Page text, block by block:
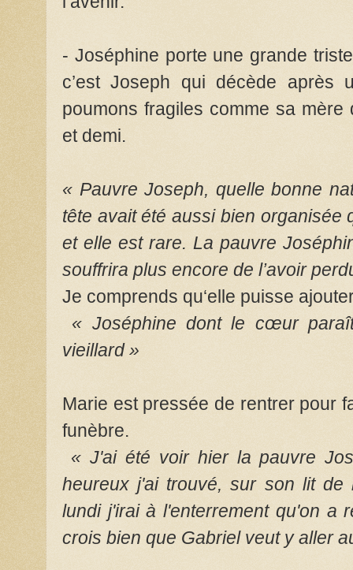
- Joséphine porte une grande
c’est Joseph qui décède après
poumons fragiles comme sa
et demi.
« Pauvre Joseph, quelle bonne
tête avait été aussi bien organisée
et elle est rare. La pauvre
souffrira plus encore de l’avoir
Je comprends qu‘elle puisse
« Joséphine dont le cœur
vieillard »
Marie est pressée de rentrer pour
funèbre.
« J'ai été voir hier la pauvre
heureux j'ai trouvé, sur son lit
lundi j'irai à l'enterrement qu'on a
crois bien que Gabriel veut y aller